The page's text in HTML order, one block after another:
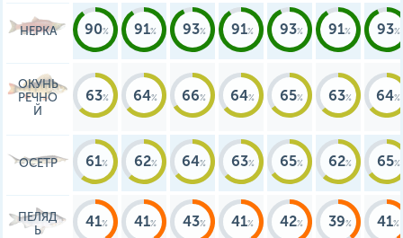
НЕРКА 90 91 93 91 93 91 93
ОКУНЬ
РЕЧНО
Й
63 64 66 64 65 63 64
ОСЕТР 61 62 64 63 65 62 65
ПЕЛЯД
Ь
41 41 43 41 42 39 41